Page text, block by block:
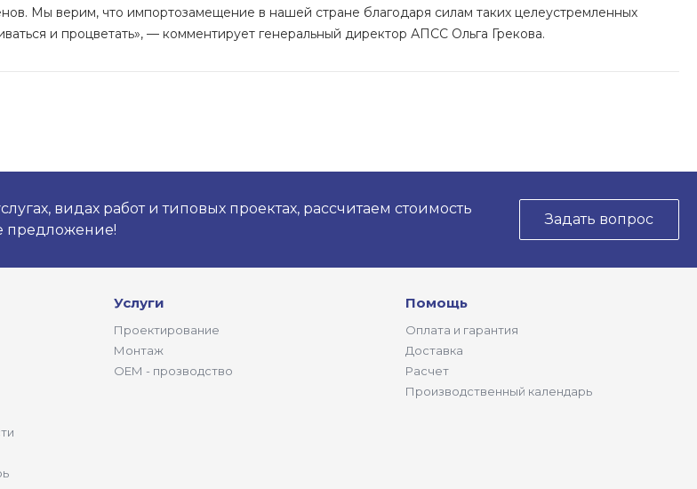
Мы верим, что импортозамещение в нашей стране благодаря силам таких целеустремленных
и процветать», — комментирует генеральный директор АПСС Ольга Грекова.
видах работ и типовых проектах, рассчитаем стоимость
предложение!
Задать вопрос
Услуги
Проектирование
Монтаж
ОЕМ - прозводство
Помощь
Оплата и гарантия
Доставка
Расчет
Производственный календарь